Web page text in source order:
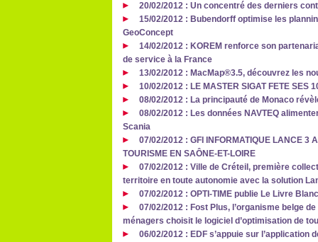
20/02/2012 : Un concentré des derniers
15/02/2012 : Bubendorff optimise les
GeoConcept
14/02/2012 : KOREM renforce son
de service à la France
13/02/2012 : MacMap®3.5, découvrez les
10/02/2012 : LE MASTER SIGAT FETE SES
08/02/2012 : La principauté de Monaco
08/02/2012 : Les données NAVTEQ
Scania
07/02/2012 : GFI INFORMATIQUE LANCE 3
TOURISME EN SAÔNE-ET-LOIRE
07/02/2012 : Ville de Créteil, première
territoire en toute autonomie avec la solution
07/02/2012 : OPTI-TIME publie Le Livre
07/02/2012 : Fost Plus, l’organisme belge
ménagers choisit le logiciel d’optimisation de
06/02/2012 : EDF s’appuie sur